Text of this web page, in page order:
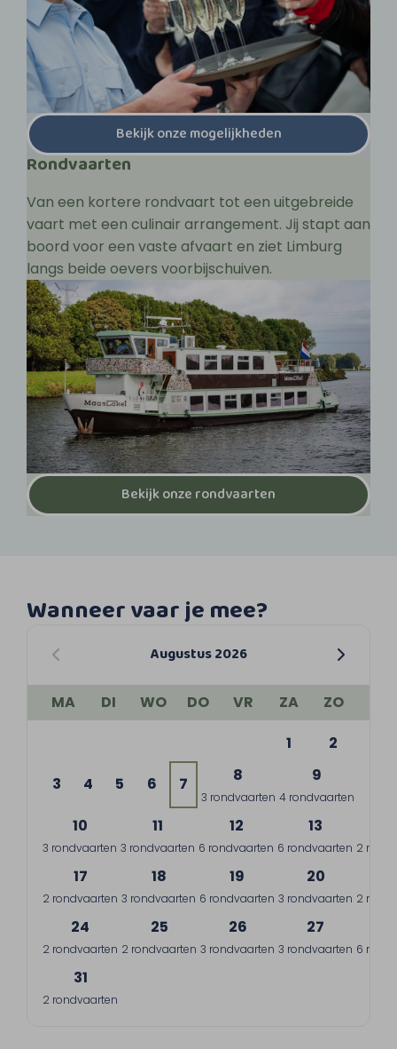
Bekijk onze mogelijkheden
Rondvaarten
Van een kortere rondvaart tot een uitgebreide
vaart met een culinair arrangement. Jij stapt aan
boord voor een vaste afvaart en ziet Limburg
langs beide oevers voorbijschuiven.
Bekijk onze rondvaarten
Wanneer vaar je mee?
Augustus 2026
MA DI WO DO VR ZA
ZO
1
2
3 4 5 6 7 8
3 rondvaarten
9
4 rondvaarten
10
3 rondvaarten
11
3 rondvaarten
12
6 rondvaarten
13
6 rondvaarten 2
17
2 rondvaarten
18
3 rondvaarten
19
6 rondvaarten
20
3 rondvaarten 2
24
2 rondvaarten
25
2 rondvaarten
26
3 rondvaarten
27
3 rondvaarten 6
31
2 rondvaarten